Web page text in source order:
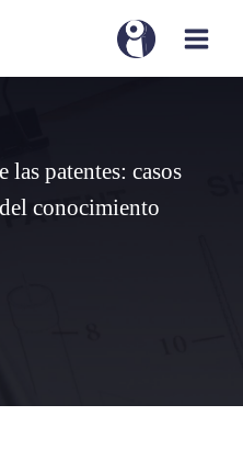
las patentes: casos
conocimiento